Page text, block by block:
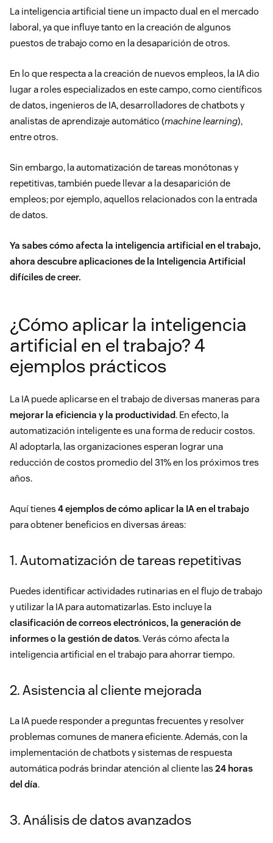
La inteligencia artificial tiene un impacto dual en el mercado
laboral, ya que influye tanto en la creación de algunos
puestos de trabajo como en la desaparición de otros.
En lo que respecta a la creación de nuevos empleos, la IA dio
lugar a roles especializados en este campo, como científicos
de datos, ingenieros de IA, desarrolladores dechatbots y
analistas de aprendizaje automático (machine learning),
entre otros.
Sin embargo, la automatización de tareas monótonas y
repetitivas, también puede llevar a la desaparición de
empleos; por ejemplo, aquellos relacionados con la entrada
de datos.
Ya sabes cómo afecta la inteligencia artificial en el trabajo,
ahora descubreaplicaciones de la Inteligencia Artificial
difíciles de creer.
¿Cómo aplicar la inteligencia
artificial en el trabajo? 4
ejemplos prácticos
La IA puede aplicarse en el trabajo de diversas maneras para
mejorar la eficiencia y la productividad. En efecto, la
automatización inteligente es una forma de reducir costos.
Al adoptarla, las organizaciones esperan lograr una
reducción de costos promedio del 31%en los próximos tres
años.
Aquí tienes 4 ejemplos de cómo aplicar la IA en el trabajo
para obtener beneficios en diversas áreas:
1. Automatización de tareas repetitivas
Puedes identificar actividades rutinarias en el flujo de trabajo
y utilizar la IA para automatizarlas. Esto incluye la
clasificación de correos electrónicos, la generación de
informes o la gestión de datos. Verás cómo afecta la
inteligencia artificial en el trabajo para ahorrar tiempo.
2. Asistencia al cliente mejorada
La IA puede responder a preguntas frecuentes y resolver
problemas comunes de manera eficiente. Además, con la
implementación de chatbots y sistemas de respuesta
automática podrás brindaratención al cliente las 24 horas
del día.
3. Análisis de datos avanzados